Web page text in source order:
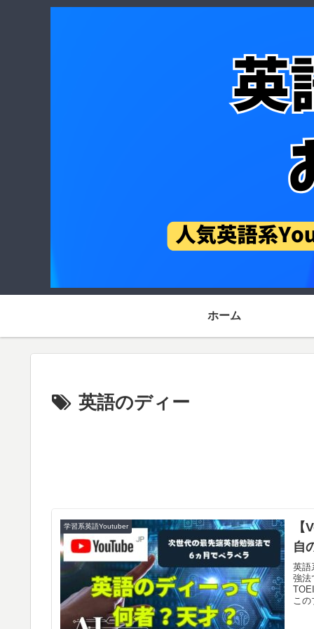
ホーム
英語のディー
学習系英語Youtuber
自
英語
強法
こ